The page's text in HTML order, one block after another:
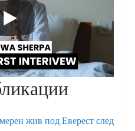
жив под Еверест след